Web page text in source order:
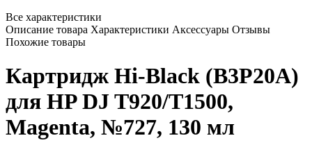
Все характеристики
Описание товара Характеристики Аксессуары Отзывы
Похожие товары
Картридж Hi-Black (B3P20A)
для HP DJ T920/T1500,
Magenta, №727, 130 мл